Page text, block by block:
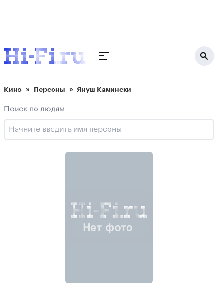
Кино Персоны Януш Камински
Поиск по людям